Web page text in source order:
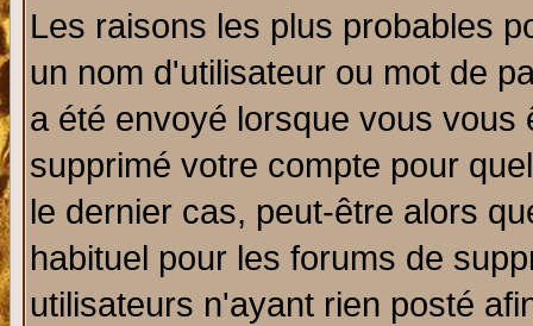
Les raisons les plus probables
un nom d'utilisateur ou mot de
a été envoyé lorsque vous
supprimé votre compte pour
le dernier cas, peut-être alors
habituel pour les forums de
utilisateurs n'ayant rien posté